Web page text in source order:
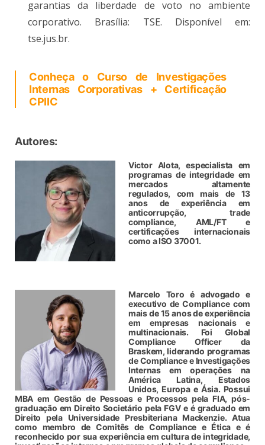
garantias da liberdade de voto no ambiente
corporativo. Brasília: TSE. Disponível em:
tse.jus.br.
Conheça o Curso de Investigações
Internas Corporativas + Certificação
CPIIC
Autores:
Victor Alota, especialista em
programas de integridade em
mercados altamente
regulados, com mais de 13
anos de experiência em
anticorrupção, trade
compliance, AML/FT e
certificações internacionais
como a ISO 37001.
Marcelo Toro é advogado e
executivo de Compliance com
mais de 15 anos de experiência
em empresas nacionais e
multinacionais. Foi Global
Compliance Officer da
Braskem, liderando programas
de Compliance e Investigações
Internas em operações na
América Latina, Estados
Unidos, Europa e Ásia. Possui
MBA em Gestão de Pessoas e Processos pela FIA, pós-
graduação em Direito Societário pela FGV e é graduado em
Direito pela Universidade Presbiteriana Mackenzie. Atua
como membro de Comitês de Compliance e Ética e é
reconhecido por sua experiência em cultura de integridade,